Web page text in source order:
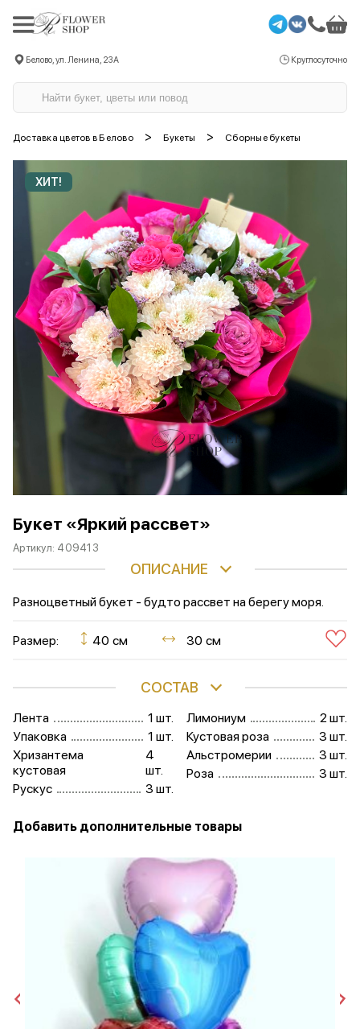
Белово, ул. Ленина, 23А Круглосуточно
Доставка цветов в Белово > Букеты > Сборные букеты
ХИТ!
Букет «Яркий рассвет»
Артикул: 409413
ОПИСАНИЕ
Разноцветный букет - будто рассвет на берегу моря.
Размер: 40 см 30 см
СОСТАВ
Лента
1 шт.
Упаковка
1 шт.
Хризантема
кустовая
4
шт.
Рускус
3 шт.
Лимониум
2 шт.
Кустовая роза
3 шт.
Альстромерии
3 шт.
Роза
3 шт.
Добавить дополнительные товары